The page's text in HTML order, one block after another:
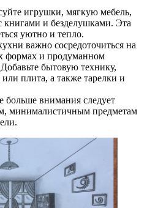
игрушки, мягкую мебель,
книгами и безделушками. Эта
уютно и тепло.
важно сосредоточиться на
формах и продуманном
бытовую технику,
плита, а также тарелки и
больше внимания следует
минималистичным предметам